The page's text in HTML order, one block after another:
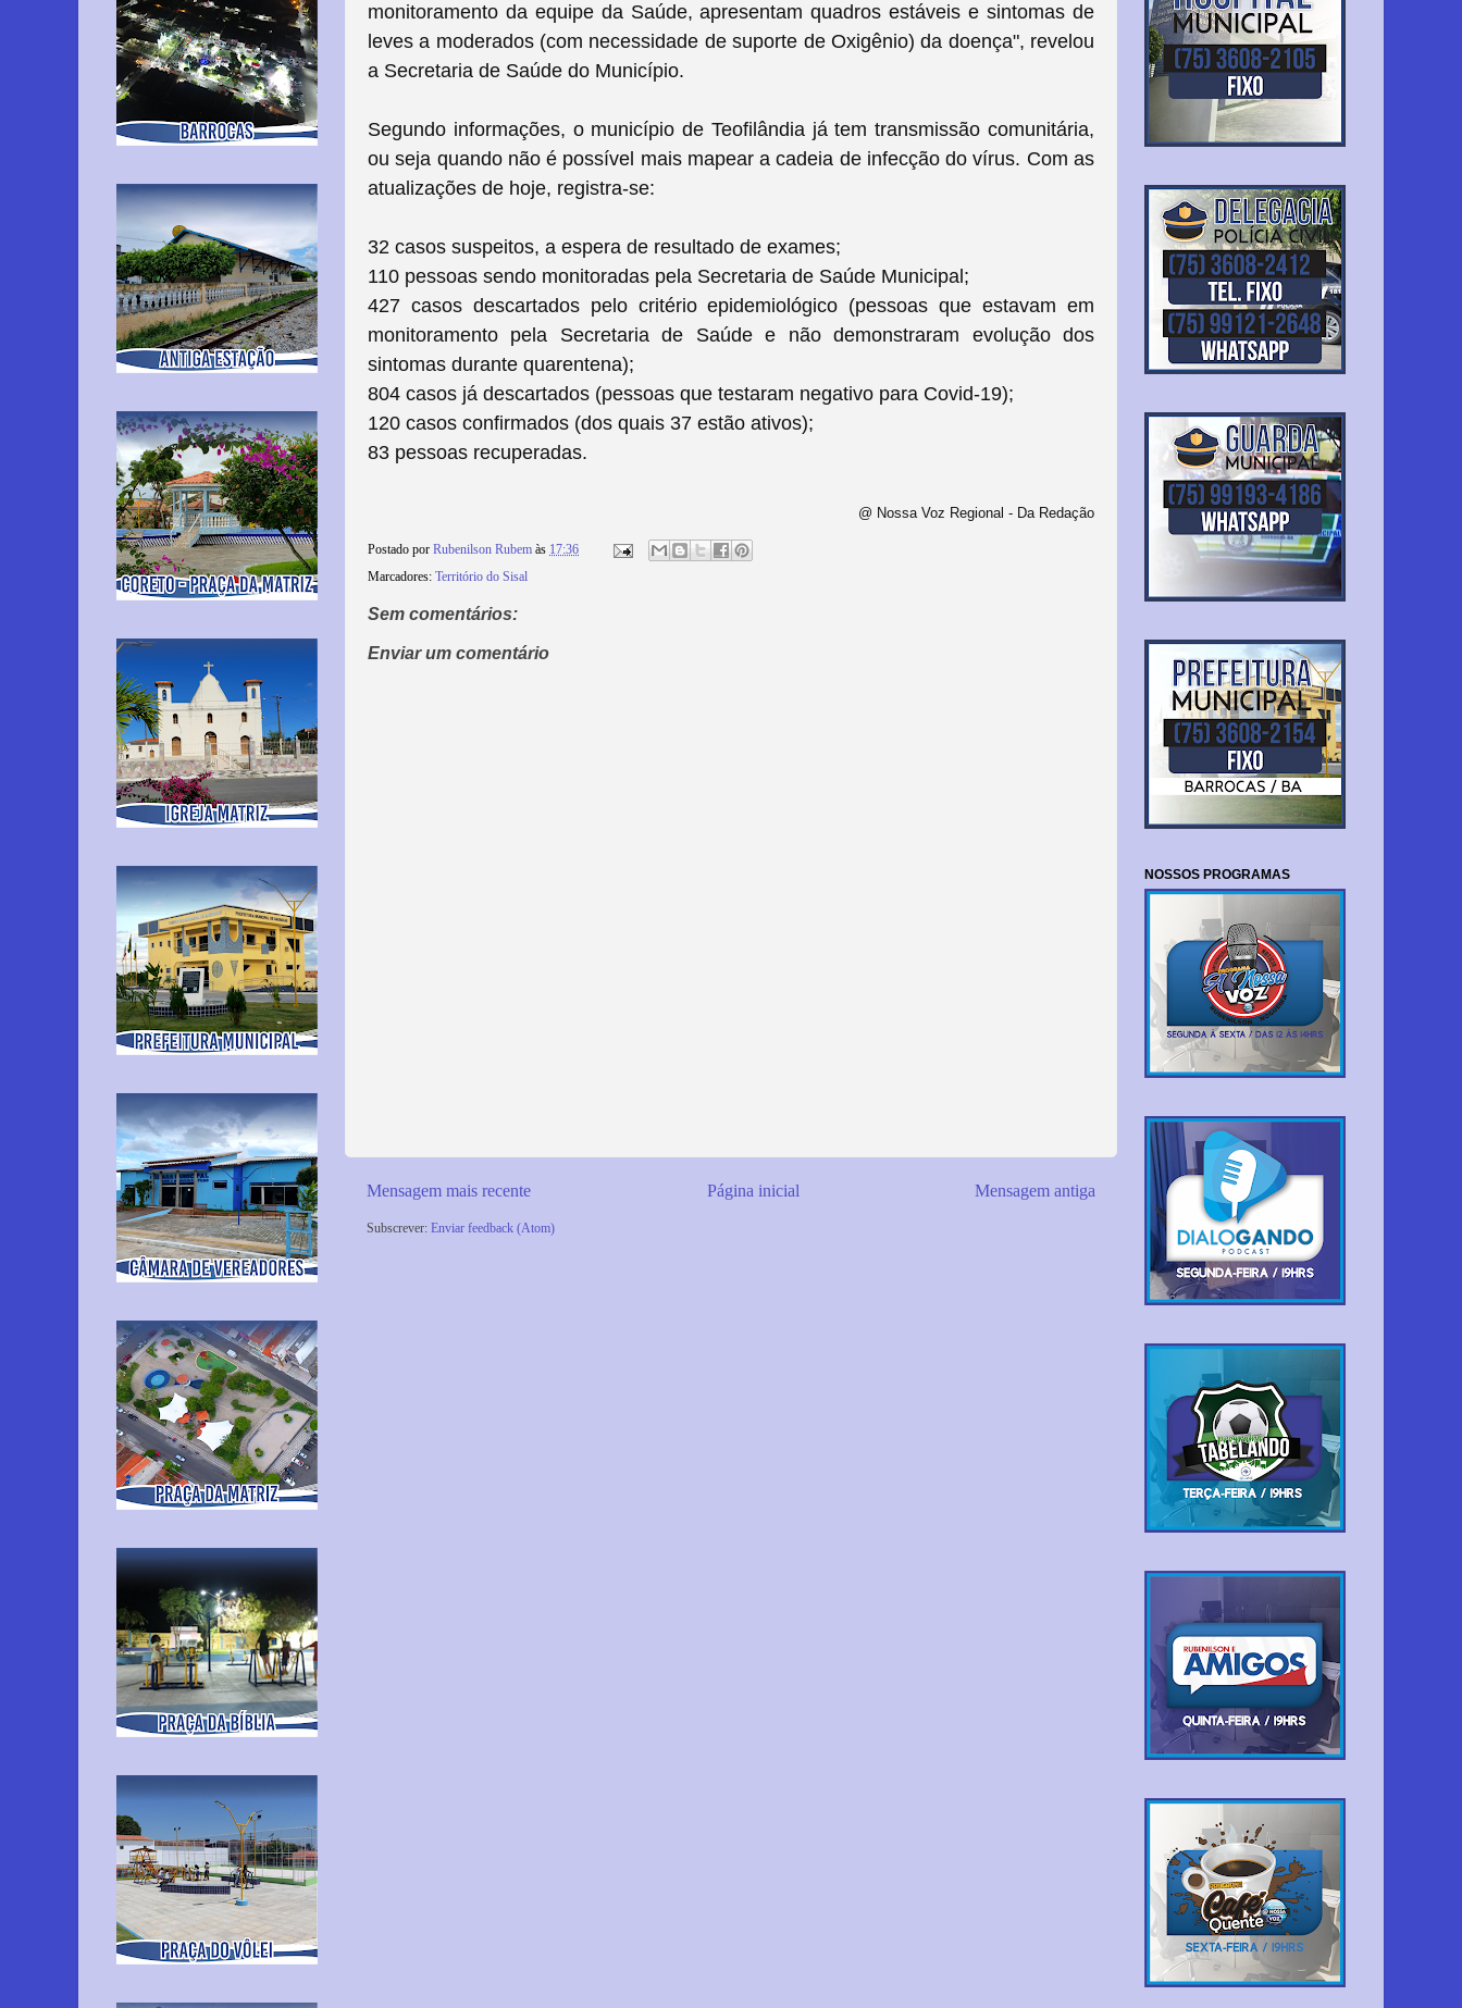
monitoramento da equipe da Saúde, apresentam quadros estáveis e sintomas de
leves a moderados (com necessidade de suporte de Oxigênio) da doença", revelou
a Secretaria de Saúde do Município.
Segundo informações, o município de Teofilândia já tem transmissão comunitária,
ou seja quando não é possível mais mapear a cadeia de infecção do vírus. Com as
atualizações de hoje, registra-se:
32 casos suspeitos, a espera de resultado de exames;
110 pessoas sendo monitoradas pela Secretaria de Saúde Municipal;
427 casos descartados pelo critério epidemiológico (pessoas que estavam em
monitoramento pela Secretaria de Saúde e não demonstraram evolução dos
sintomas durante quarentena);
804 casos já descartados (pessoas que testaram negativo para Covid-19);
120 casos confirmados (dos quais 37 estão ativos);
83 pessoas recuperadas.
@ Nossa Voz Regional - Da Redação
Postado por Rubenilson Rubem às 17:36
Marcadores: Território do Sisal
Sem comentários:
Enviar um comentário
Mensagem mais recente Mensagem antiga
Página inicial
Subscrever: Enviar feedback (Atom)
NOSSOS PROGRAMAS